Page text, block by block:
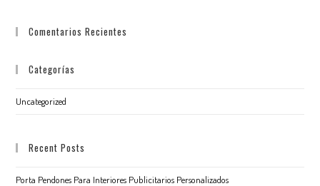
Comentarios Recientes
Categorías
Uncategorized
Recent Posts
Porta Pendones Para Interiores Publicitarios Personalizados